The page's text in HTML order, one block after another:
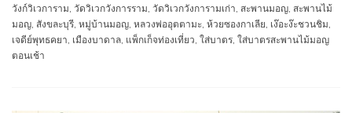
วังก์วิเวการาม, วัดวิเวกวังการราม, วัดวิเวกวังการามเก่า, สะพานมอญ, สะพานไม้
มอญ, สังขละบุรี, หมู่บ้านมอญ, หลวงพ่ออุตตามะ, ห้วยซองกาเลีย, เง๊อะง๊ะชวนชิม,
เจดีย์พุทธคยา, เมืองบาดาล, แพ็กเก็จท่องเที่ยว, ใส่บาตร, ใส่บาตรสะพานไม้มอญ
ตอนเช้า